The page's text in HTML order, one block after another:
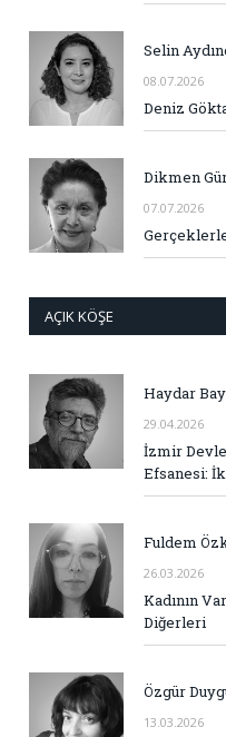
Selin
08.07.2026
Deniz
Dikmen
07.07.2026
AÇIK KÖŞE
Haydar
29.04.2026
İzmir
Efsanesi:
Fuldem
26.03.2026
Kadının
Diğerleri
Özgür
13.03.2026